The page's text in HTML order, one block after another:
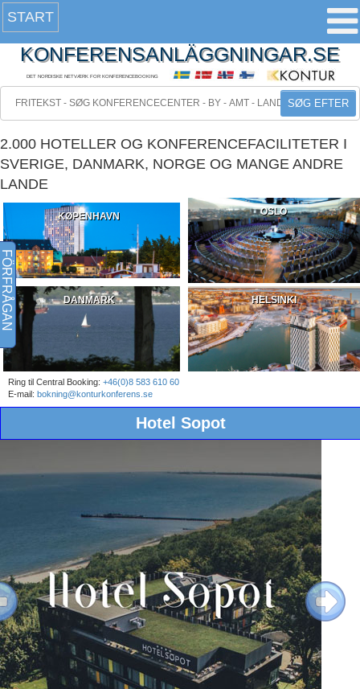
START
KONFERENSANLÄGGNINGAR.SE
DET NORDISKE NETVÆRK FOR KONFERENCEBOOKING
SØG EFTER
2.000 HOTELLER OG KONFERENCEFACILITETER I
SVERIGE, DANMARK, NORGE OG MANGE ANDRE
LANDE
KØPENHAVN OSLO
DANMARK HELSINKI
Ring til Central Booking: +46(0)8 583 610 60
E-mail: bokning@konturkonferens.se
Hotel Sopot
Next
FÖRFRÅGAN